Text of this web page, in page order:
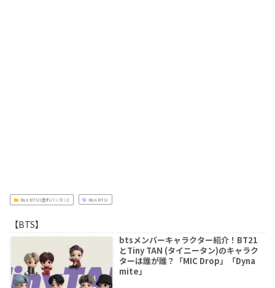
Run BTS!(走れバンタン) Run BTS!
【BTS】
btsメンバーキャラクター紹介！BT21
とTiny TAN (タイニータン)のキャラク
ターは誰が誰？「MIC Drop」「Dyna
mite」